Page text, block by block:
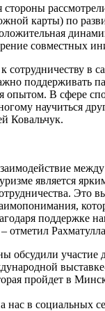
карты) по
совместных
сотрудничеству в
поддерживать
опытом. В сфере
научиться
Ковальчук.
является
Это
поддержке
– отметил
обсудили участие
пройдет в
нас в социальных